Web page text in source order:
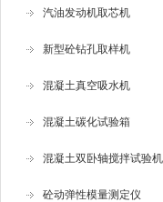
汽油发动机取芯机
新型砼钻孔取样机
混凝土真空吸水机
混凝土碳化试验箱
混凝土双卧轴搅拌试验机
砼动弹性模量测定仪